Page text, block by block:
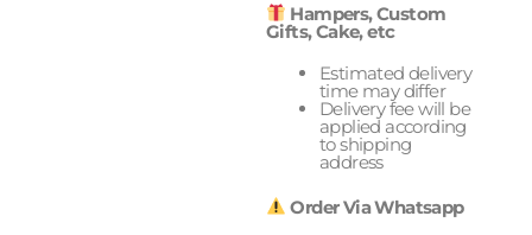
Hampers, Custom
Gifts, Cake, etc
Estimated delivery
time may differ
Delivery fee will be
applied according
to shipping
address
Order Via Whatsapp